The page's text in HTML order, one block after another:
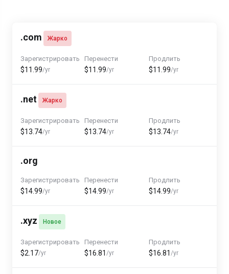
.com Жарко
Зарегистрировать
$11.99/yr
Перенести
$11.99/yr
Продлить
$11.99/yr
.net Жарко
Зарегистрировать
$13.74/yr
Перенести
$13.74/yr
Продлить
$13.74/yr
.org
Зарегистрировать
$14.99/yr
Перенести
$14.99/yr
Продлить
$14.99/yr
.xyz Новое
Зарегистрировать
$2.17/yr
Перенести
$16.81/yr
Продлить
$16.81 /yr